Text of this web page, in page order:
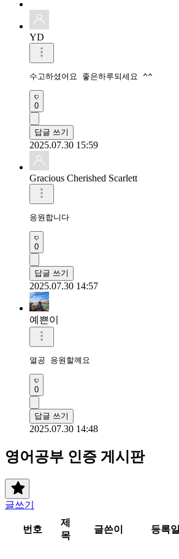
YD
수고하셨어요 좋은하루되세요 ^^
0
답글 쓰기
2025.07.30 15:59
Gracious Cherished Scarlett
응원합니다
0
답글 쓰기
2025.07.30 14:57
예쁜이
열공 응원할께요
0
답글 쓰기
2025.07.30 14:48
영어공부 인증 게시판
글쓰기
번호
제
목
글쓴이 등록일